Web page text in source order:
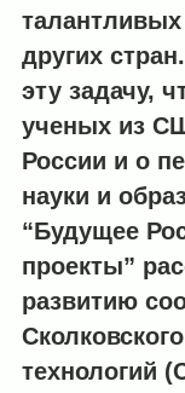
других
эту задачу,
ученых из
России и о
науки и
“Будущее
проекты”
развитию
технологий